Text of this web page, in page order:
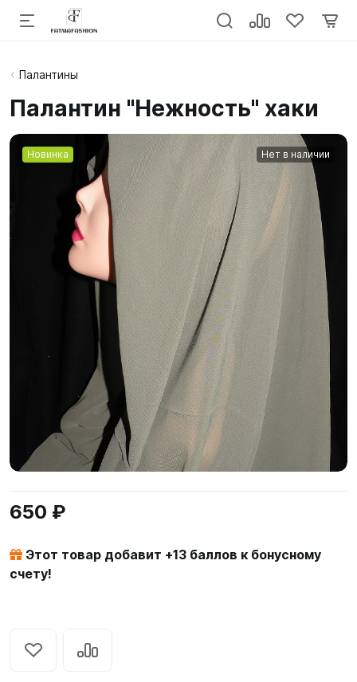
Палантины
Палантин "Нежность" хаки
Новинка Нет в наличии
650 ₽
Этот товар добавит +13 баллов к бонусному
счету!